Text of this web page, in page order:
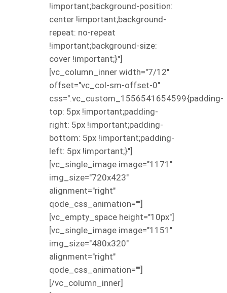
!important;background-position:
center !important;background-
repeat: no-repeat
!important;background-size:
cover !important;}"]
[vc_column_inner width="7/12"
offset="vc_col-sm-offset-0"
css=".vc_custom_1556541654599{padding-
top: 5px !important;padding-
right: 5px !important;padding-
bottom: 5px !important;padding-
left: 5px !important;}"]
[vc_single_image image="1171"
img_size="720x423"
alignment="right"
qode_css_animation=""]
[vc_empty_space height="10px"]
[vc_single_image image="1151"
img_size="480x320"
alignment="right"
qode_css_animation=""]
[/vc_column_inner]